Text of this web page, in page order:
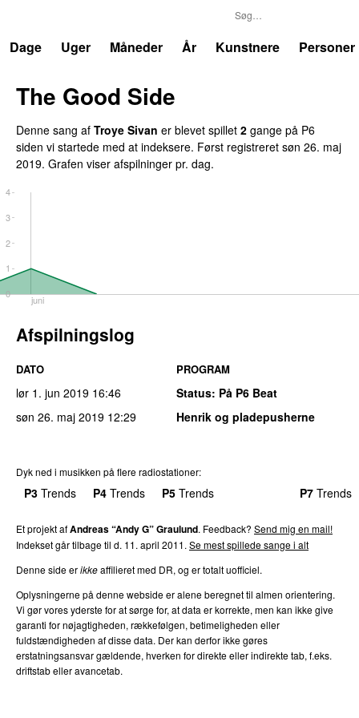
Dage
Uger Måneder År Kunstnere Personer
The Good Side
Denne sang af Troye Sivan er blevet spillet 2 gange på P6
siden vi startede med at indeksere. Først registreret søn 26. maj
2019. Grafen viser afspilninger pr. dag.
juni
0
1
2
3
4
Afspilningslog
DATO PROGRAM
lør 1. jun 2019 16:46 Status: På P6 Beat
søn 26. maj 2019 12:29 Henrik og pladepusherne
Dyk ned i musikken på flere radiostationer:
P3 Trends P4 Trends P5 Trends P7 Trends
Et projekt afAndreas “Andy G” Graulund. Feedback? Send mig en mail!
Indekset går tilbage til d. 11. april 2011. Se mest spillede sange i alt
Denne side erikkeaffilieret med DR, og er totalt uofficiel.
Oplysningerne på denne webside er alene beregnet til almen orientering.
Vi gør vores yderste for at sørge for, at data er korrekte, men kan ikke give
garanti for nøjagtigheden, rækkefølgen, betimeligheden eller
fuldstændigheden af disse data. Der kan derfor ikke gøres
erstatningsansvar gældende, hverken for direkte eller indirekte tab, f.eks.
driftstab eller avancetab.